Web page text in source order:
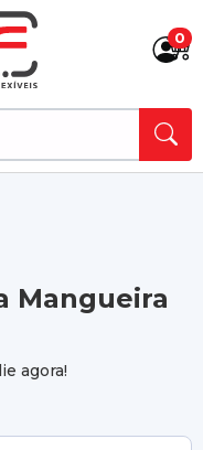
0
Mangueira
agora!